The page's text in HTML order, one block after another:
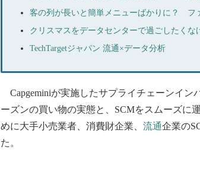
客の列が長いと簡単メニューばかりに？ フ
クリスマスをデータセンターで過ごしたくな
TechTargetジャパン 流通×データ分析
Capgeminiが実施したサプライチェーンイン
ーズンの買い物の実態と、SCMをスムーズに
めに大手小売業者、消費財企業、 流通企業の
た。